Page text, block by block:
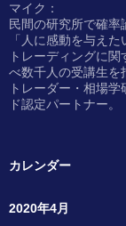
マイク：
民間の研究所で確率
「人に感動を与え
トレーディングに
べ数千人の受講生を
トレーダー・相場
ド認定パートナー。
カレンダー
2020年4月